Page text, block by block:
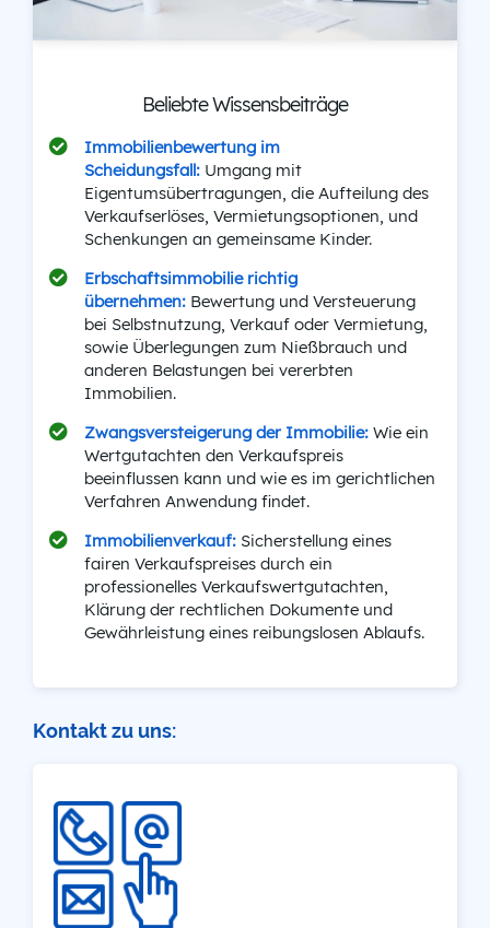
Beliebte Wissensbeiträge
Immobilienbewertung im
Scheidungsfall: Umgang mit
Eigentumsübertragungen, die Aufteilung des
Verkaufserlöses, Vermietungsoptionen, und
Schenkungen an gemeinsame Kinder.
Erbschaftsimmobilie richtig
übernehmen: Bewertung und Versteuerung
bei Selbstnutzung, Verkauf oder Vermietung,
sowie Überlegungen zum Nießbrauch und
anderen Belastungen bei vererbten
Immobilien.
Zwangsversteigerung der Immobilie: Wie ein
Wertgutachten den Verkaufspreis
beeinflussen kann und wie es im gerichtlichen
Verfahren Anwendung findet.
Immobilienverkauf: Sicherstellung eines
fairen Verkaufspreises durch ein
professionelles Verkaufswertgutachten,
Klärung der rechtlichen Dokumente und
Gewährleistung eines reibungslosen Ablaufs.
Kontakt zu uns: